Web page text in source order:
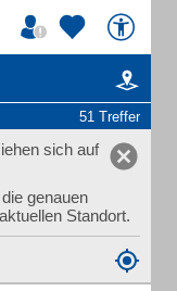
51 Treffer
sich auf
genauen
Standort.